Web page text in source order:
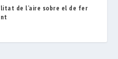
de l’aire sobre el de fer